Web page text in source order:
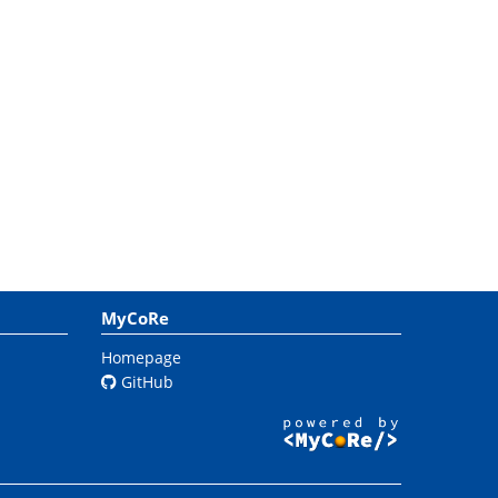
MyCoRe
Homepage
GitHub